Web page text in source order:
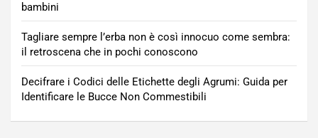
bambini
Tagliare sempre l’erba non è così innocuo come sembra:
il retroscena che in pochi conoscono
Decifrare i Codici delle Etichette degli Agrumi: Guida per
Identificare le Bucce Non Commestibili